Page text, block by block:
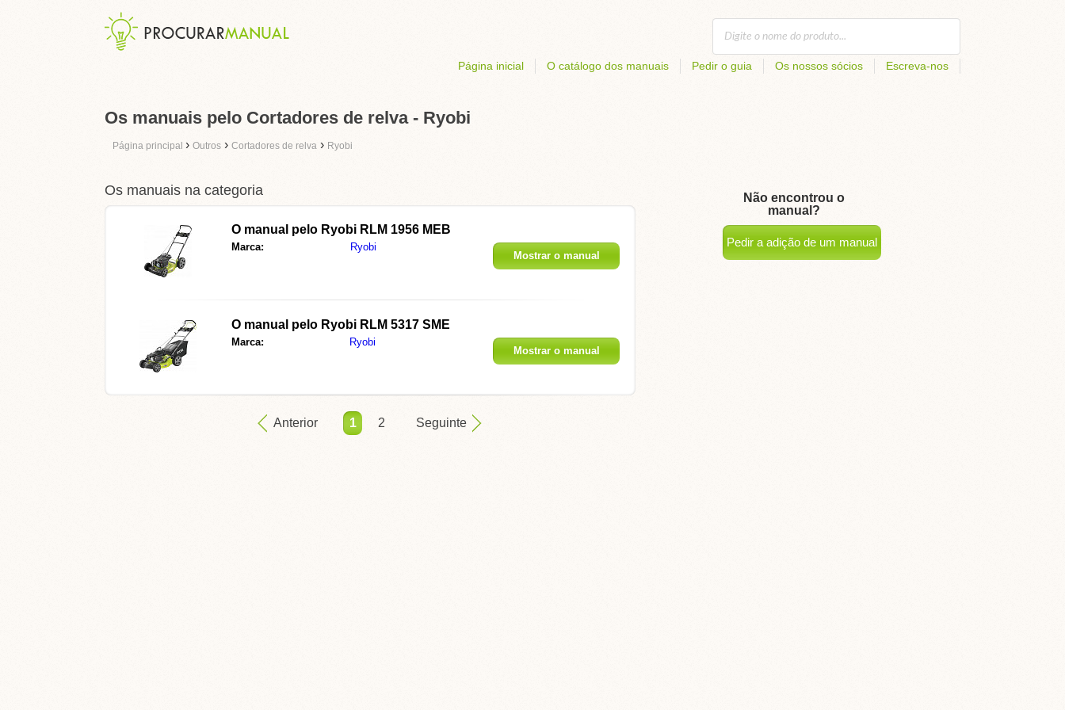
Página inicial O catálogo dos manuais Pedir o guia Os nossos sócios Escreva-nos
Os manuais pelo Cortadores de relva - Ryobi
Página principal › Outros › Cortadores de relva › Ryobi
Os manuais na categoria
O manual pelo Ryobi RLM 1956 MEB
Marca: Ryobi
Mostrar o manual
O manual pelo Ryobi RLM 5317 SME
Marca: Ryobi
Mostrar o manual
Anterior 1 2 Seguinte
Não encontrou o
manual?
Pedir a adição de um manual